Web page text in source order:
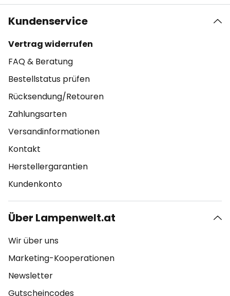
Kundenservice
Vertrag widerrufen
FAQ & Beratung
Bestellstatus prüfen
Rücksendung/Retouren
Zahlungsarten
Versandinformationen
Kontakt
Herstellergarantien
Kundenkonto
Über Lampenwelt.at
Wir über uns
Marketing-Kooperationen
Newsletter
Gutscheincodes